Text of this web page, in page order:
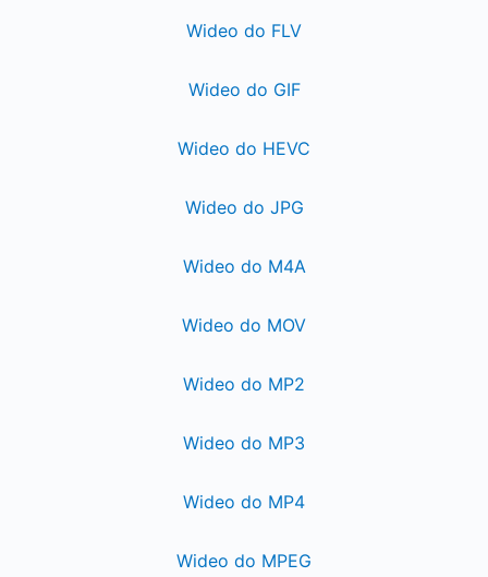
Wideo do FLV
Wideo do GIF
Wideo do HEVC
Wideo do JPG
Wideo do M4A
Wideo do MOV
Wideo do MP2
Wideo do MP3
Wideo do MP4
Wideo do MPEG